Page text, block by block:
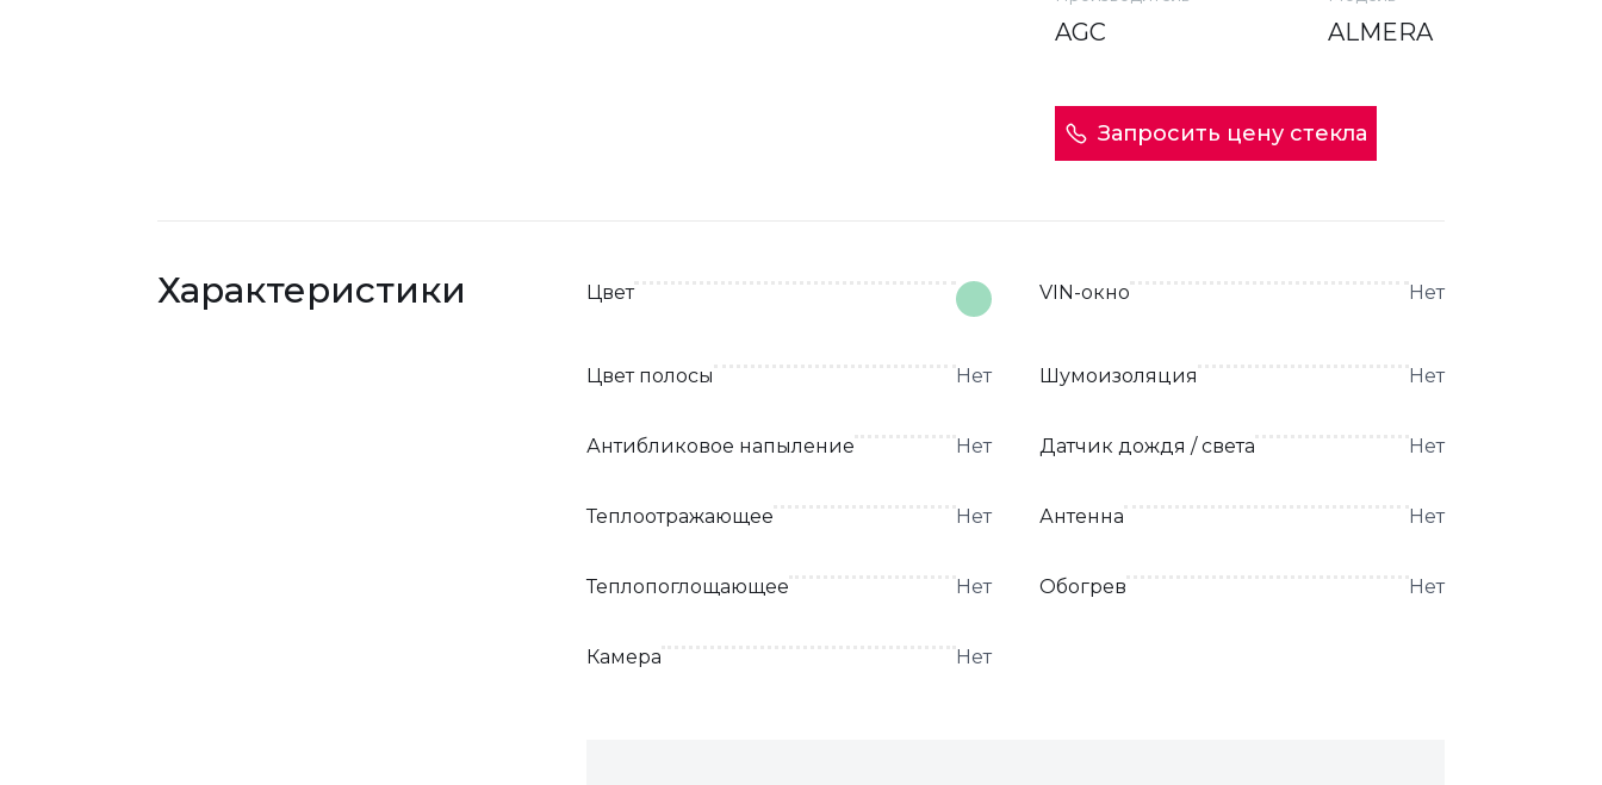
AGC ALMERA
Запросить цену стекла
Характеристики Цвет VIN-окно Нет
Цвет полосы Нет Шумоизоляция Нет
Антибликовое напыление Нет Датчик дождя / света Нет
Теплоотражающее Нет Антенна Нет
Теплопоглощающее Нет Обогрев Нет
Камера Нет